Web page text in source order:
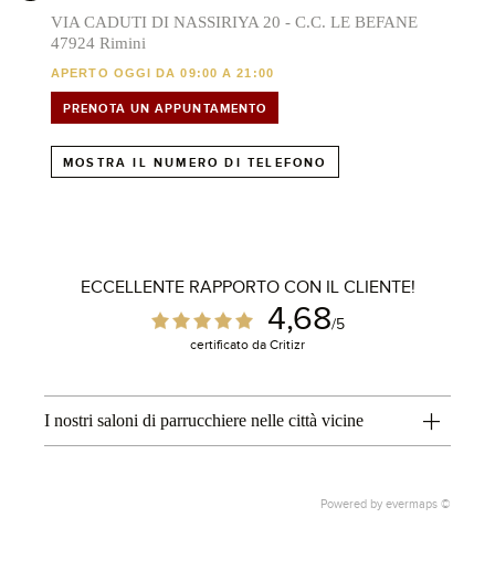
VIA CADUTI DI NASSIRIYA 20 - C.C. LE BEFANE
47924 Rimini
APERTO OGGI DA 09:00 A 21:00
PRENOTA UN APPUNTAMENTO
MOSTRA IL NUMERO DI TELEFONO
ECCELLENTE RAPPORTO CON IL CLIENTE!
4,68/5
certificato da Critizr
I nostri saloni di parrucchiere nelle città vicine
Powered by evermaps ©